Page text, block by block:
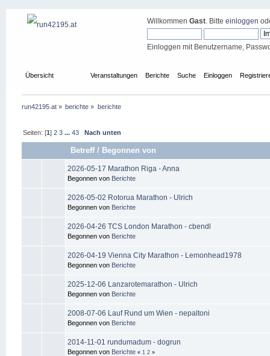
Willkommen Gast. Bitte einloggen
Einloggen mit Benutzername,
Übersicht Veranstaltungen Berichte Suche Einloggen
run42195.at » berichte » berichte
Seiten: [1]2 3 ...43 Nach unten
Betreff/ Begonnen von
2026-05-17 Marathon Riga - Anna
Begonnen von Berichte
2026-05-02 Rotorua Marathon - Ulrich
Begonnen von Berichte
2026-04-26 TCS London Marathon - cbendl
Begonnen von Berichte
2026-04-19 Vienna City Marathon - Lemonhead1978
Begonnen von Berichte
2025-12-06 Lanzarotemarathon - Ulrich
Begonnen von Berichte
2008-07-06 Lauf Rund um Wien - nepaltoni
Begonnen von Berichte
2014-11-01 rundumadum - dogrun
Begonnen von Berichte « 1 2»